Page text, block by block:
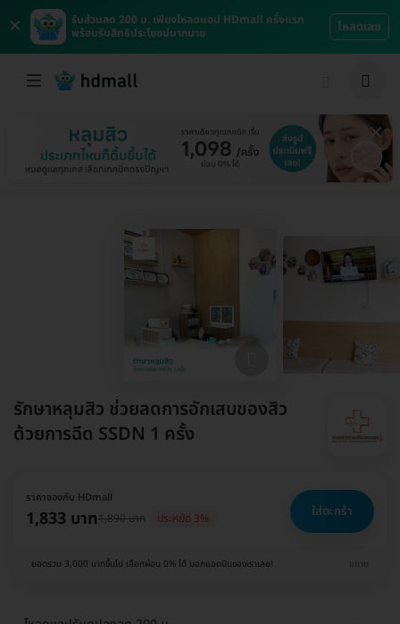
×
รับส่วนลด 200 บ. เพียงโหลดแอป HDmall ครั้งแรก
พร้อมรับสิทธิประโยชน์มากมาย
โหลดเลย
รักษาหลุมสิว ช่วยลดการอักเสบของสิว
ด้วยการฉีด SSDN 1 ครั้ง
ราคาจองกับ HDmall
1,833 บาท1,890 บาท ประหยัด 3% ใส่ตะกร้า
ยอดรวม 3,000 บาทขึ้นไป เลือกผ่อน 0% ได้ บอกแอดมินของเราเลย! ขยาย